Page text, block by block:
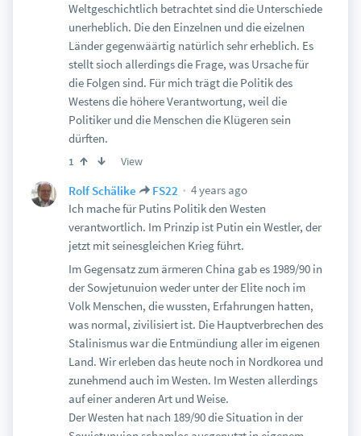
Weltgeschichtlich betrachtet sind die Unterschiede
unerheblich. Die den Einzelnen und die eizelnen
Länder gegenwäärtig natürlich sehr erheblich. Es
stellt sioch allerdings die Frage, was Ursache für
die Folgen sind. Für mich trägt die Politik des
Westens die höhere Verantwortung, weil die
Politiker und die Menschen die Klügeren sein
dürften.
1 View
Rolf Schälike FS22
4 years ago
Ich mache für Putins Politik den Westen
verantwortlich. Im Prinzip ist Putin ein Westler, der
jetzt mit seinesgleichen Krieg führt.
Im Gegensatz zum ärmeren China gab es 1989/90 in
der Sowjetunuion weder unter der Elite noch im
Volk Menschen, die wussten, Erfahrungen hatten,
was normal, zivilisiert ist. Die Hauptverbrechen des
Stalinismus war die Entmündiung aller im eigenen
Land. Wir erleben das heute noch in Nordkorea und
zunehmend auch im Westen. Im Westen allerdings
auf einer anderen Art und Weise.
Der Westen hat nach 189/90 die Situation in der